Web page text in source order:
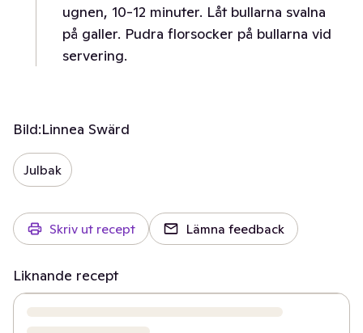
ugnen, 10-12 minuter. Låt bullarna svalna
på galler. Pudra florsocker på bullarna vid
servering.
Bild:Linnea Swärd
Julbak
Skriv ut recept Lämna feedback
Liknande recept